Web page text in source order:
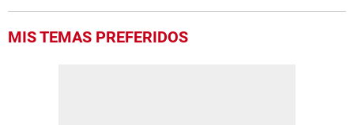
MIS TEMAS PREFERIDOS